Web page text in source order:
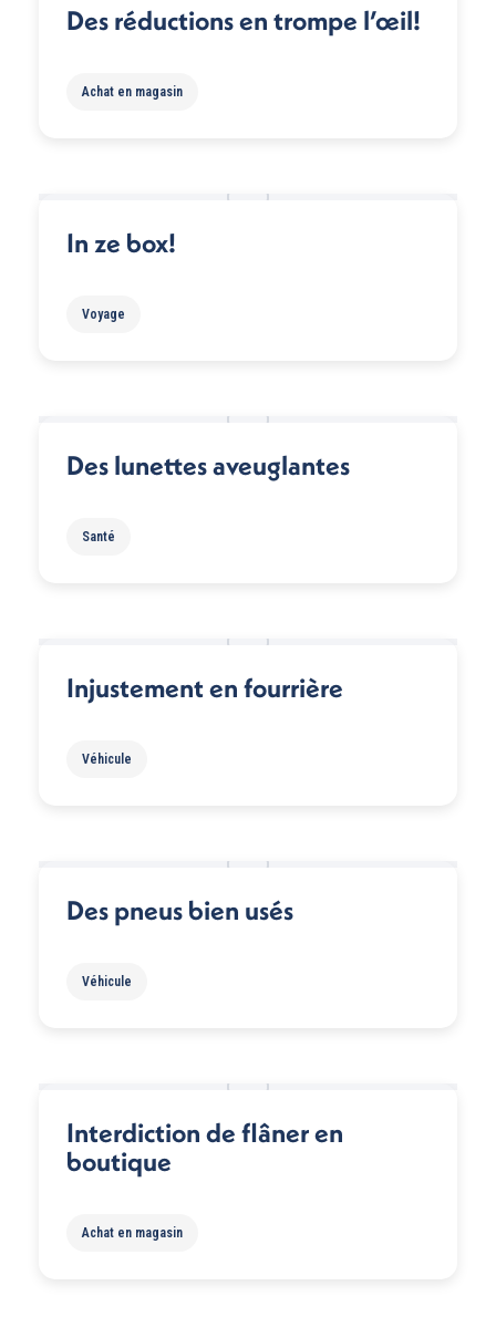
Des réductions en trompe l’œil!
Achat en magasin
In ze box!
Voyage
Des lunettes aveuglantes
Santé
Injustement en fourrière
Véhicule
Des pneus bien usés
Véhicule
Interdiction de flâner en
boutique
Achat en magasin